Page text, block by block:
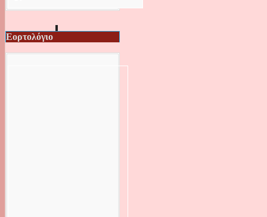
Εορτολόγιο